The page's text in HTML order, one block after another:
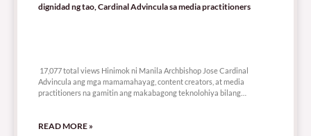
dignidad ng tao, Cardinal Advincula sa media practitioners
17,077 total views Hinimok ni Manila Archbishop Jose Cardinal
Advincula ang mga mamamahayag, content creators, at media
practitioners na gamitin ang makabagong teknolohiya bilang
READ MORE »